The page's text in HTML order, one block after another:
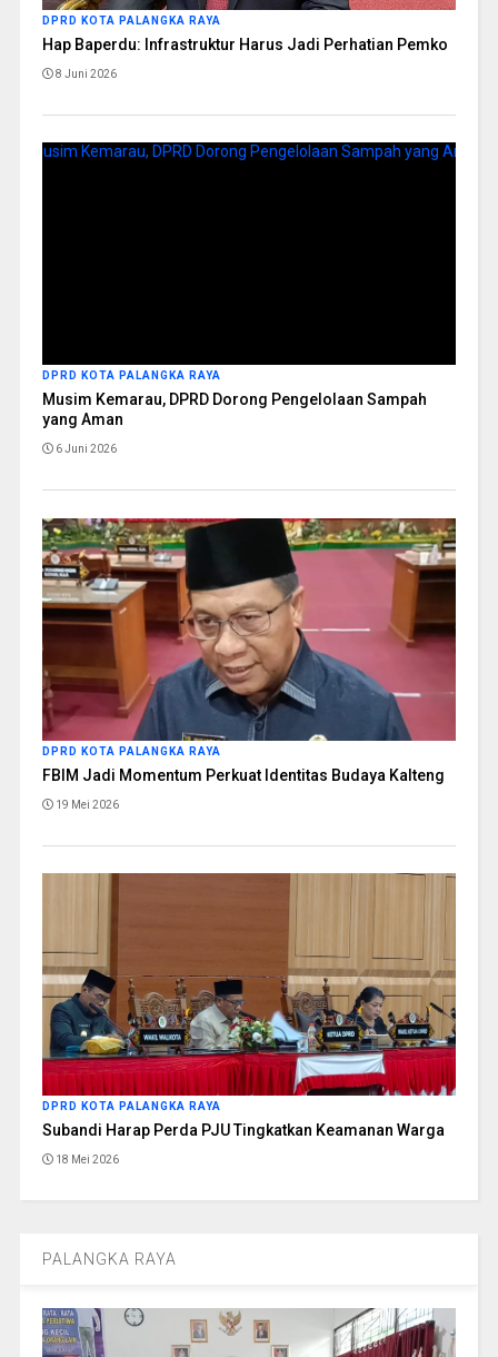
DPRD KOTA PALANGKA RAYA
Hap Baperdu: Infrastruktur Harus Jadi Perhatian Pemko
8 Juni 2026
DPRD KOTA PALANGKA RAYA
Musim Kemarau, DPRD Dorong Pengelolaan Sampah
yang Aman
6 Juni 2026
DPRD KOTA PALANGKA RAYA
FBIM Jadi Momentum Perkuat Identitas Budaya Kalteng
19 Mei 2026
DPRD KOTA PALANGKA RAYA
Subandi Harap Perda PJU Tingkatkan Keamanan Warga
18 Mei 2026
PALANGKA RAYA